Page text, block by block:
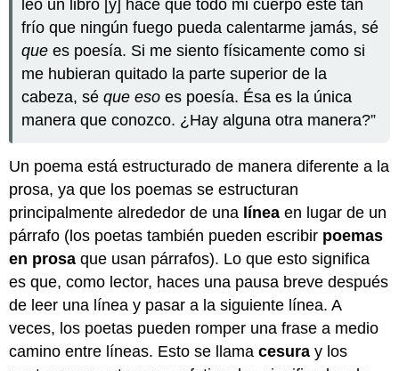
leo un libro [y] hace que todo mi cuerpo esté tan
frío que ningún fuego pueda calentarme jamás, sé
que es poesía. Si me siento físicamente como si
me hubieran quitado la parte superior de la
cabeza, séque eso es poesía. Ésa es la única
manera que conozco. ¿Hay alguna otra manera?”
Un poema está estructurado de manera diferente a la
prosa, ya que los poemas se estructuran
principalmente alrededor de una línea en lugar de un
párrafo (los poetas también pueden escribir poemas
en prosa que usan párrafos). Lo que esto significa
es que, como lector, haces una pausa breve después
de leer una línea y pasar a la siguiente línea. A
veces, los poetas pueden romper una frase a medio
camino entre líneas. Esto se llamacesura y los